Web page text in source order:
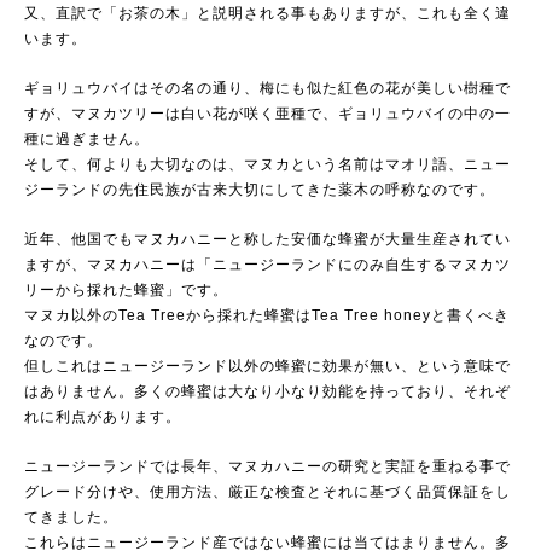
又、直訳で「お茶の木」と説明される事もありますが、これも全く違
います。
ギョリュウバイはその名の通り、梅にも似た紅色の花が美しい樹種で
すが、マヌカツリーは白い花が咲く亜種で、ギョリュウバイの中の一
種に過ぎません。
そして、何よりも大切なのは、マヌカという名前はマオリ語、ニュー
ジーランドの先住民族が古来大切にしてきた薬木の呼称なのです。
近年、他国でもマヌカハニーと称した安価な蜂蜜が大量生産されてい
ますが、マヌカハニーは「ニュージーランドにのみ自生するマヌカツ
リーから採れた蜂蜜」です。
マヌカ以外のTea Treeから採れた蜂蜜はTea Tree honeyと書くべき
なのです。
但しこれはニュージーランド以外の蜂蜜に効果が無い、という意味で
はありません。多くの蜂蜜は大なり小なり効能を持っており、それぞ
れに利点があります。
ニュージーランドでは長年、マヌカハニーの研究と実証を重ねる事で
グレード分けや、使用方法、厳正な検査とそれに基づく品質保証をし
てきました。
これらはニュージーランド産ではない蜂蜜には当てはまりません。多